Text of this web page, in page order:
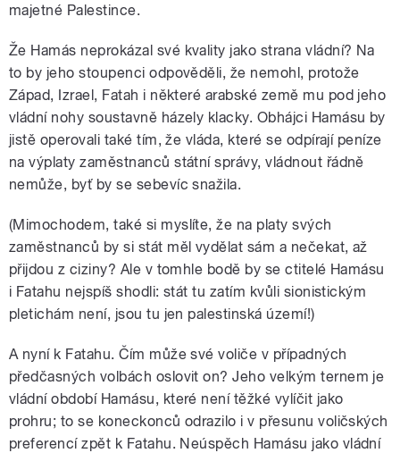
majetné Palestince.
Že Hamás neprokázal své kvality jako strana vládní? Na
to by jeho stoupenci odpověděli, že nemohl, protože
Západ, Izrael, Fatah i některé arabské země mu pod jeho
vládní nohy soustavně házely klacky. Obhájci Hamásu by
jistě operovali také tím, že vláda, které se odpírají peníze
na výplaty zaměstnanců státní správy, vládnout řádně
nemůže, byť by se sebevíc snažila.
(Mimochodem, také si myslíte, že na platy svých
zaměstnanců by si stát měl vydělat sám a nečekat, až
přijdou z ciziny? Ale v tomhle bodě by se ctitelé Hamásu
i Fatahu nejspíš shodli: stát tu zatím kvůli sionistickým
pletichám není, jsou tu jen palestinská území!)
A nyní k Fatahu. Čím může své voliče v případných
předčasných volbách oslovit on? Jeho velkým ternem je
vládní období Hamásu, které není těžké vylíčit jako
prohru; to se koneckonců odrazilo i v přesunu voličských
preferencí zpět k Fatahu. Neúspěch Hamásu jako vládní